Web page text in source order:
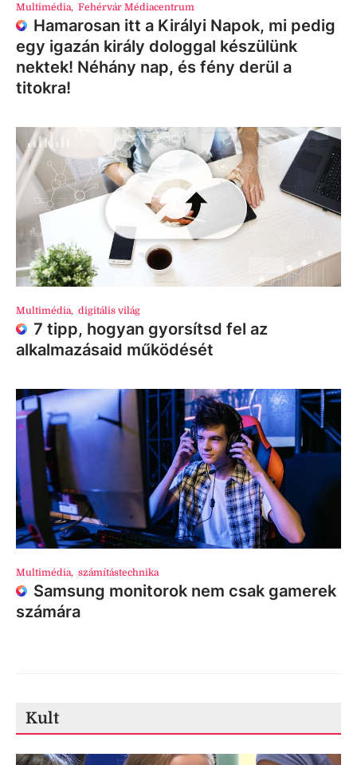
Multimédia, Fehérvár Médiacentrum
Hamarosan itt a Királyi Napok, mi pedig
egy igazán király dologgal készülünk
nektek! Néhány nap, és fény derül a
titokra!
Multimédia, digitális világ
7 tipp, hogyan gyorsítsd fel az
alkalmazásaid működését
Multimédia, számítástechnika
Samsung monitorok nem csak gamerek
számára
Kult